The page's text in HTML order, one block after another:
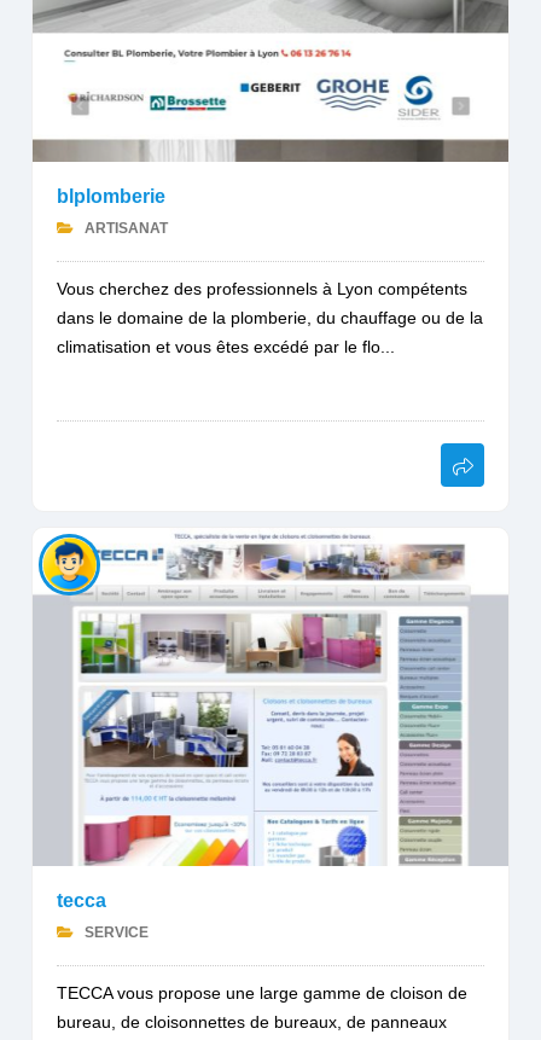
blplomberie
ARTISANAT
Vous cherchez des professionnels à Lyon compétents
dans le domaine de la plomberie, du chauffage ou de la
climatisation et vous êtes excédé par le flo...
tecca
SERVICE
TECCA vous propose une large gamme de cloison de
bureau, de cloisonnettes de bureaux, de panneaux